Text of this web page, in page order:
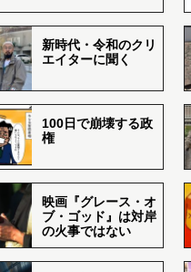
新時代・令和のクリ
エイターに聞く
100日で崩壊する政
権
映画『グレース・オ
ブ・ゴッド』は対岸
の火事ではない